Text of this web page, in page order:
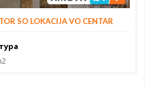
SO LOKACIJA VO CENTAR